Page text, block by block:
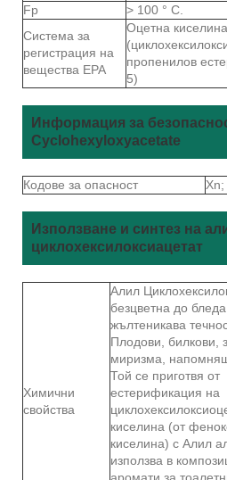
Fp
> 100 ° C.
Система за
регистрация на
вещества EPA
Оцетна киселина,
пропенилов
5)
Информация за
Cyclohexyloxyacetate
Кодове за опасност
Използване и синтез на
циклохексилоксиацетат
Химични
свойства
Алил
безцветна до бледа
жълтеникава
Плодови, билкови,
миризма,
Той се приготвя от
естерификация на
киселина (от
киселина) с Алил
използва в
аромати за